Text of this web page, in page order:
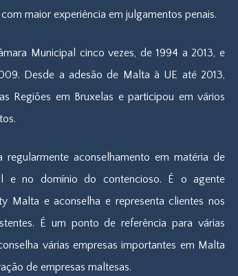
maior experiência em julgamentos penais.
Municipal cinco vezes, de 1994 a 2013, e
Desde a adesão de Malta à UE até 2013,
Regiões em Bruxelas e participou em vários
aconselhamento em matéria de
e no domínio do contencioso. É o agente
Malta e aconselha e representa clientes nos
É um ponto de referência para várias
várias empresas importantes em Malta
de empresas maltesas.